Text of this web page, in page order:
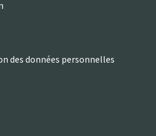
des données personnelles